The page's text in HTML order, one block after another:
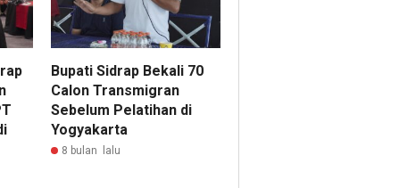
Bupati Sidrap Bekali 70
Calon Transmigran
Sebelum Pelatihan di
Yogyakarta
8 bulan lalu